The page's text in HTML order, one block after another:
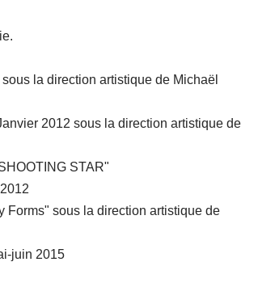
la direction artistique de Michaël
2012 sous la direction artistique de
STAR"
Forms" sous la direction artistique de
juin 2015